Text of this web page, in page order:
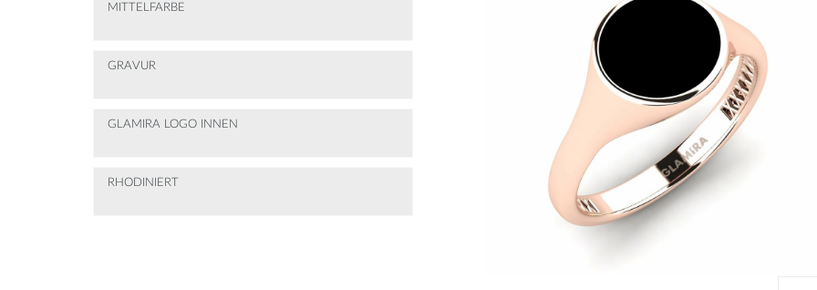
MITTELFARBE
GRAVUR
GLAMIRA LOGO INNEN
RHODINIERT